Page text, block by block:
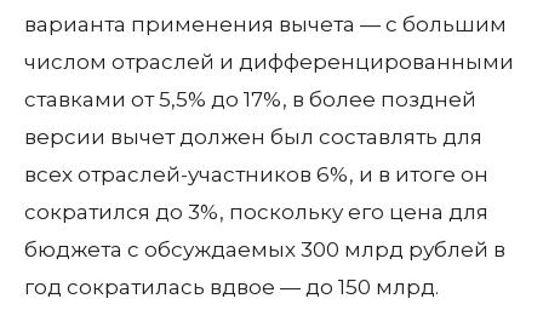
варианта применения вычета — с большим
числом отраслей и дифференцированными
ставками от 5,5% до 17%, в более поздней
версии вычет должен был составлять для
всех отраслей-участников 6%, и в итоге он
сократился до 3%, поскольку его цена для
бюджета с обсуждаемых 300 млрд рублей в
год сократилась вдвое — до 150 млрд.